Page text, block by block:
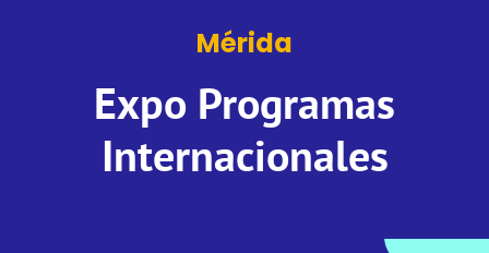
Mérida
Expo Programas
Internacionales